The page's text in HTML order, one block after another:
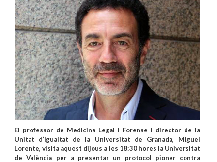
El professor de Medicina Legal i Forense i director de la
Unitat d’Igualtat de la Universitat de Granada, Miguel
Lorente, visita aquest dijous a les 18:30 hores la Universitat
de València per a presentar un protocol pioner contra